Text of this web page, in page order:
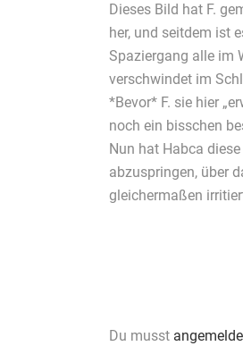
Dieses Bild hat F.
her, und seitdem ist
Spaziergang alle im
verschwindet im
*Bevor* F. sie hier
noch ein bisschen
Nun hat Habca
abzuspringen, über
gleichermaßen
Du musst